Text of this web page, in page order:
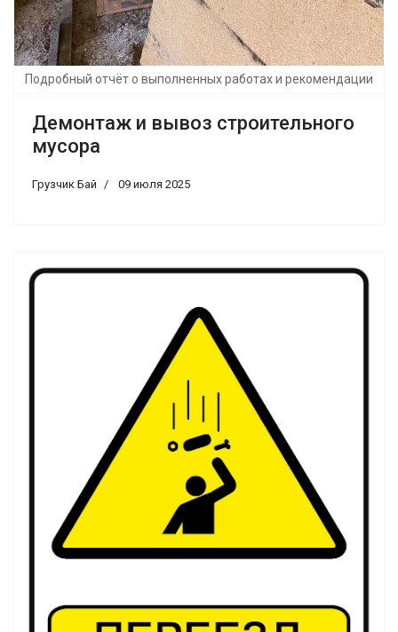
Подробный отчёт о выполненных работах и рекомендации
Демонтаж и вывоз строительного
мусора
Грузчик Бай 09 июля 2025